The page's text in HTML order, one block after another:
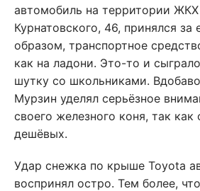
автомобиль на территории ЖКХ
Курнатовского, 46, принялся за
образом, транспортное
как на ладони. Это-то и
шутку со школьниками.
Мурзин уделял серьёзное
своего железного коня, так как
дешёвых.
Удар снежка по крыше Toyota
воспринял остро. Тем более,